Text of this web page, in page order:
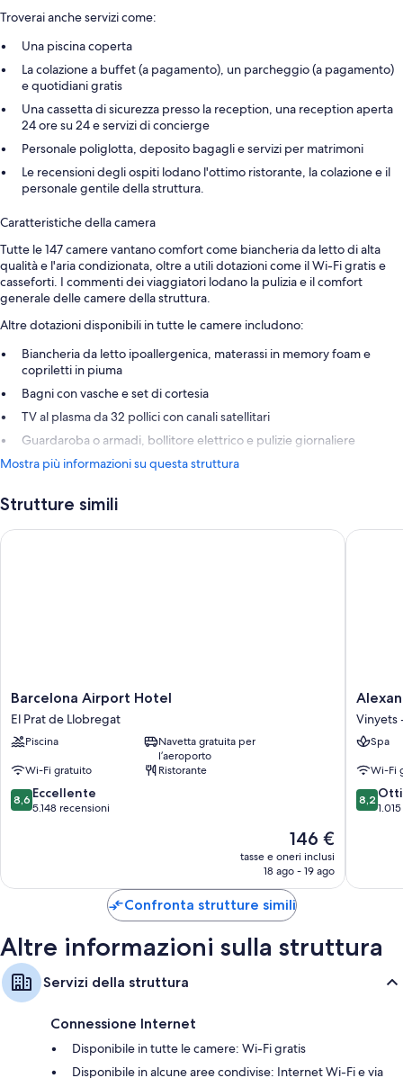
Troverai anche servizi come:
Una piscina coperta
La colazione a buffet (a pagamento), un parcheggio (a pagamento)
e quotidiani gratis
Una cassetta di sicurezza presso la reception, una reception aperta
24 ore su 24 e servizi di concierge
Personale poliglotta, deposito bagagli e servizi per matrimoni
Le recensioni degli ospiti lodano l'ottimo ristorante, la colazione e il
personale gentile della struttura.
Caratteristiche della camera
Tutte le 147 camere vantano comfort come biancheria da letto di alta
qualità e l'aria condizionata, oltre a utili dotazioni come il Wi-Fi gratis e
casseforti. I commenti dei viaggiatori lodano la pulizia e il comfort
generale delle camere della struttura.
Altre dotazioni disponibili in tutte le camere includono:
Biancheria da letto ipoallergenica, materassi in memory foam e
copriletti in piuma
Bagni con vasche e set di cortesia
TV al plasma da 32 pollici con canali satellitari
Guardaroba o armadi, bollitore elettrico e pulizie giornaliere
Mostra più informazioni su questa struttura
Strutture simili
Barcelona
Airport
Hotel
El
de
Llobregat
Barcelona Airport Hotel
El Prat de Llobregat
Piscina
Navetta gratuita per
l’aeroporto
Wi-Fi gratuito
Ristorante
8.6
su
8,6 Eccellente
5.148 recensioni
Il
prezzo
attuale
146 €
146 €
tasse e oneri inclusi
18 ago - 19 ago
Barcelona Airport Hotel
FrontAir
Vinyets
Molí
Vell
Vinyets
Spa
Wi-Fi
8.2
su
8,2
Confronta strutture simili
Altre informazioni sulla struttura
Servizi della struttura
Connessione Internet
Disponibile in tutte le camere: Wi-Fi gratis
Disponibile in alcune aree condivise: Internet Wi-Fi e via